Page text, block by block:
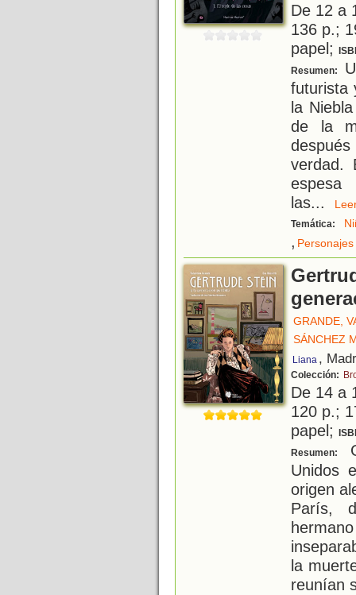
De 12 a
136 p.;
papel;
Resumen:
futurista
la
de la
verdad.
espesa
las...
Temática:
,
GRANDE,
SÁNCHEZ
Liana ,
Colección:
De 14 a
120 p.;
papel;
Resumen:
Unidos
origen
París,
la
reunían